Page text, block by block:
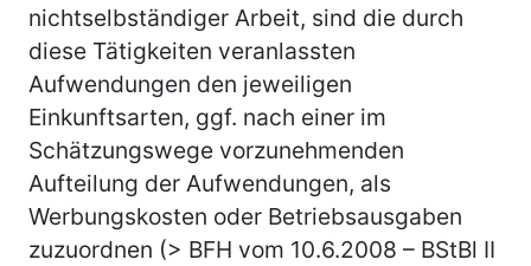
nichtselbständiger Arbeit, sind die durch
diese Tätigkeiten veranlassten
Aufwendungen den jeweiligen
Einkunftsarten, ggf. nach einer im
Schätzungswege vorzunehmenden
Aufteilung der Aufwendungen, als
Werbungskosten oder Betriebsausgaben
zuzuordnen (> BFH vom 10.6.2008 – BStBl II